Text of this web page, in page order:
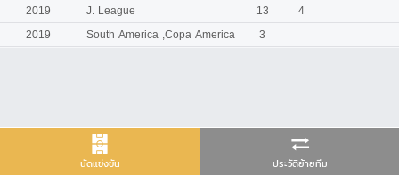
นัดแข่งขัน ประวัติย้ายทีม
2019
J. League 13
4
2019
South America ,Copa America 3